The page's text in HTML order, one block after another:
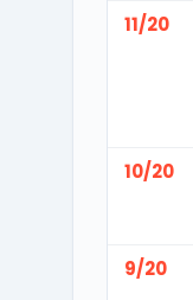
11/20
10/20
9/20